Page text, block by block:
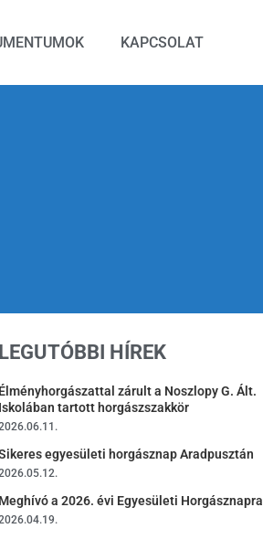
KAPCSOLAT
LEGUTÓBBI HÍREK
Élményhorgászattal zárult a Noszlopy G. Ált.
Iskolában tartott horgászszakkör
egyesületi horgásznap Aradpusztán
Meghívó a 2026. évi Egyesületi Horgásznapra